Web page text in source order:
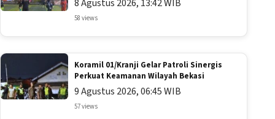
8 Agustus 2026, 13:42 WIB
58 views
Koramil 01/Kranji Gelar Patroli Sinergis
Perkuat Keamanan Wilayah Bekasi
9 Agustus 2026, 06:45 WIB
57 views